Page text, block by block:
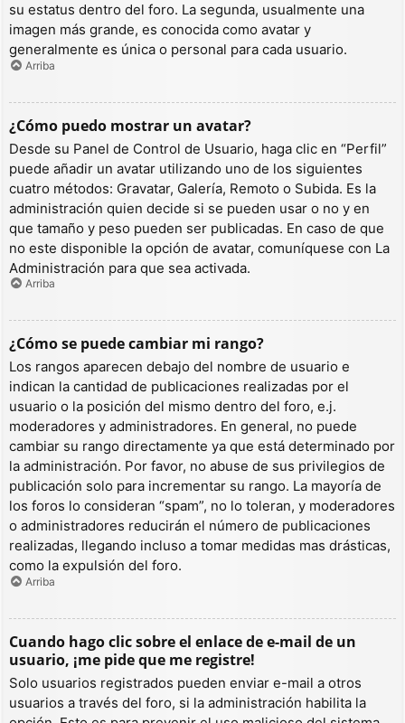
su estatus dentro del foro. La segunda, usualmente una
imagen más grande, es conocida como avatar y
generalmente es única o personal para cada usuario.
Arriba
¿Cómo puedo mostrar un avatar?
Desde su Panel de Control de Usuario, haga clic en “Perfil”
puede añadir un avatar utilizando uno de los siguientes
cuatro métodos: Gravatar, Galería, Remoto o Subida. Es la
administración quien decide si se pueden usar o no y en
que tamaño y peso pueden ser publicadas. En caso de que
no este disponible la opción de avatar, comuníquese con La
Administración para que sea activada.
Arriba
¿Cómo se puede cambiar mi rango?
Los rangos aparecen debajo del nombre de usuario e
indican la cantidad de publicaciones realizadas por el
usuario o la posición del mismo dentro del foro, e.j.
moderadores y administradores. En general, no puede
cambiar su rango directamente ya que está determinado por
la administración. Por favor, no abuse de sus privilegios de
publicación solo para incrementar su rango. La mayoría de
los foros lo consideran “spam”, no lo toleran, y moderadores
o administradores reducirán el número de publicaciones
realizadas, llegando incluso a tomar medidas mas drásticas,
como la expulsión del foro.
Arriba
Cuando hago clic sobre el enlace de e-mail de un
usuario, ¡me pide que me registre!
Solo usuarios registrados pueden enviar e-mail a otros
usuarios a través del foro, si la administración habilita la